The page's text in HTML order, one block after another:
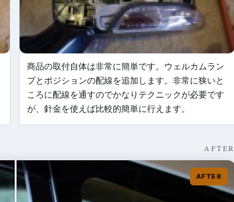
商品の取付自体は非常に簡単です。ウェルカムラン
プとポジションの配線を追加します。非常に狭いと
ころに配線を通すのでかなりテクニックが必要です
が、針金を使えば比較的簡単に行えます。
AFTER
AFTER